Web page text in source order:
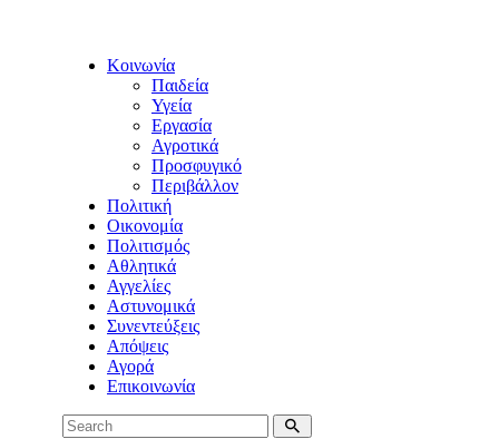
Κοινωνία
Παιδεία
Υγεία
Εργασία
Αγροτικά
Προσφυγικό
Περιβάλλον
Πολιτική
Οικονομία
Πολιτισμός
Αθλητικά
Αγγελίες
Αστυνομικά
Συνεντεύξεις
Απόψεις
Αγορά
Επικοινωνία